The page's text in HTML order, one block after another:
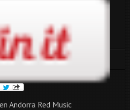
gente ub40
Andorra Red Music